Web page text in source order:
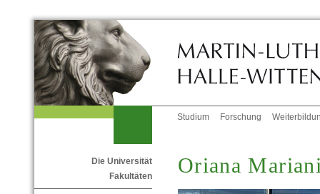
Studium Forschung
Die Universität
Fakultäten
Oriana